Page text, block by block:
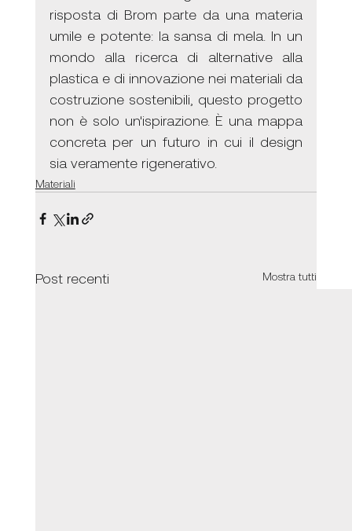
risposta di Brom parte da una materia
umile e potente: la sansa di mela. In un
mondo alla ricerca di alternative alla
plastica e di innovazione nei materiali da
costruzione sostenibili, questo progetto
non è solo un'ispirazione. È una mappa
concreta per un futuro in cui il design
sia veramente rigenerativo.
Materiali
Post recenti Mostra tutti